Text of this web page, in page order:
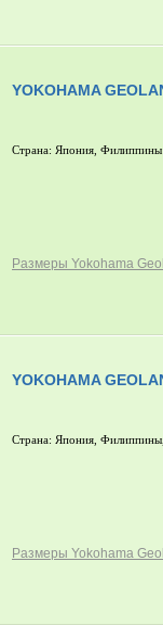
YOKOHAMA
Страна: Япония, Филиппины
Размеры Yokohama
YOKOHAMA
Страна: Япония,
Размеры Yokohama